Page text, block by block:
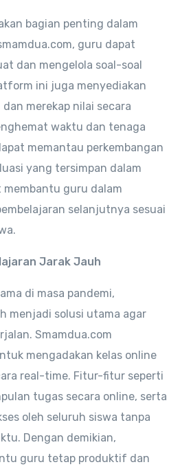
bagian penting dalam
guru dapat
dan mengelola soal-soal
ini juga menyediakan
merekap nilai secara
waktu dan tenaga
memantau perkembangan
yang tersimpan dalam
guru dalam
selanjutnya sesuai
Jarak Jauh
di masa pandemi,
menjadi solusi utama agar
Smamdua.com
mengadakan kelas online
real-time. Fitur-fitur seperti
tugas secara online, serta
oleh seluruh siswa tanpa
Dengan demikian,
guru tetap produktif dan